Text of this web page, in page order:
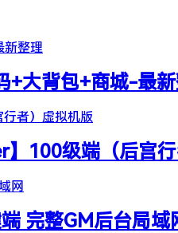
+大背包+商城-最
】100级端（后宫
完整GM后台局域